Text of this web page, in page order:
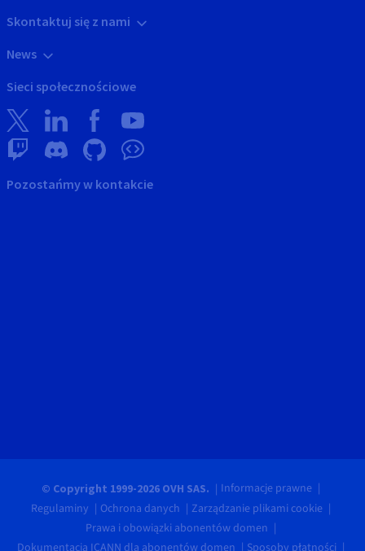
Skontaktuj się z nami
News
Sieci społecznościowe
Pozostańmy w kontakcie
© Copyright 1999-2026 OVH SAS.
Informacje prawne
Regulaminy
Ochrona danych
Zarządzanie plikami cookie
Prawa i obowiązki abonentów domen
Dokumentacja ICANN dla abonentów domen
Sposoby płatności